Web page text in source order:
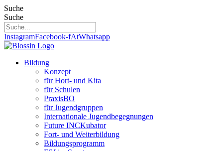
Zum
Inhalt
springen
Suche
Suche
InstagramFacebook-fAtWhatsapp
Bildung
Konzept
für Hort- und Kita
für Schulen
PraxisBO
für Jugendgruppen
Internationale Jugendbegegnungen
Future INCKubator
Fort- und Weiterbildung
Bildungsprogramm